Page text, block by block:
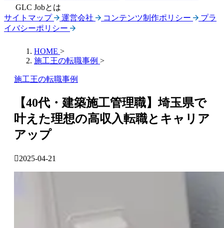
GLC Jobとは
サイトマップ
運営会社 コンテンツ制作ポリシー
プラ
イバシーポリシー
HOME >
施工王の転職事例 >
施工王の転職事例
【40代・建築施工管理職】埼玉県で
叶えた理想の高収入転職とキャリア
アップ
2025-04-21